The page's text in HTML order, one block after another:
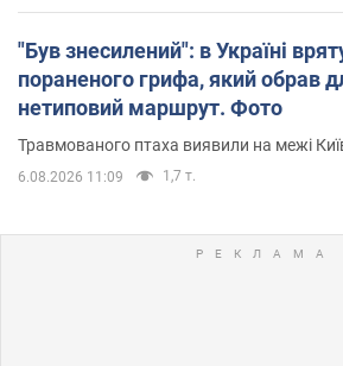
"Був знесилений": в Україні
пораненого грифа, який обрав
нетиповий маршрут. Фото
Травмованого птаха виявили на межі
6.08.2026 11:09 1,7 т.